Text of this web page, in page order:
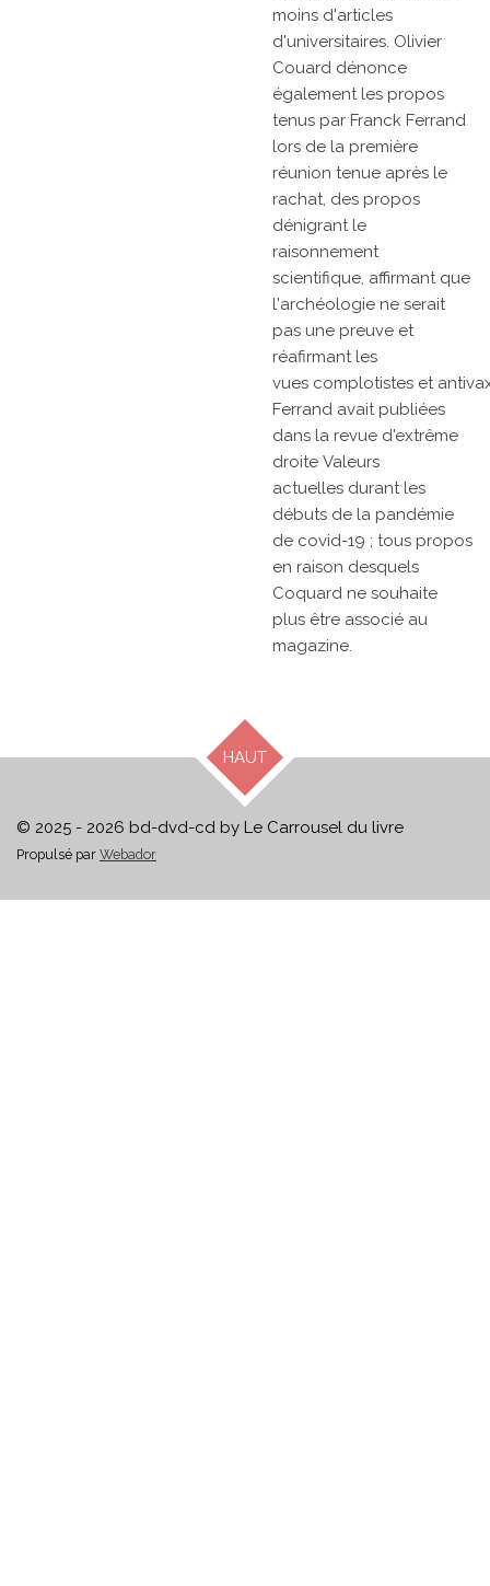
moins d'articles
d'universitaires. Olivier
Couard dénonce
également les propos
tenus par Franck Ferrand
lors de la première
réunion tenue après le
rachat, des propos
dénigrant le
raisonnement
scientifique, affirmant que
l'archéologie ne serait
pas une preuve et
réafirmant les
vues complotistes et
Ferrand avait publiées
dans la revue d'extrême
droite Valeurs
actuelles durant les
débuts de la pandémie
de covid-19 ; tous propos
en raison desquels
Coquard ne souhaite
plus être associé au
magazine.
HAUT
© 2025 - 2026 bd-dvd-cd by Le Carrousel du livre
Propulsé par Webador